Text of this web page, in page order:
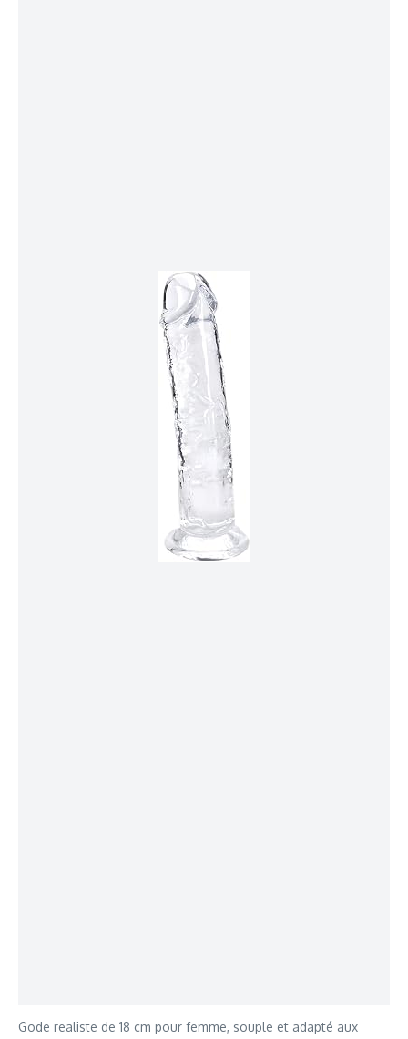
Gode realiste de 18 cm pour femme, souple et adapté aux